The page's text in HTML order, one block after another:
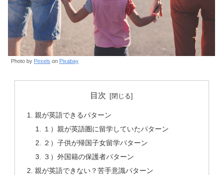
Photo by Pexels on Pixabay
目次
親が英語できるパターン
１）親が英語圏に留学していたパターン
２）子供が帰国子女留学パターン
３）外国籍の保護者パターン
親が英語できない？苦手意識パターン